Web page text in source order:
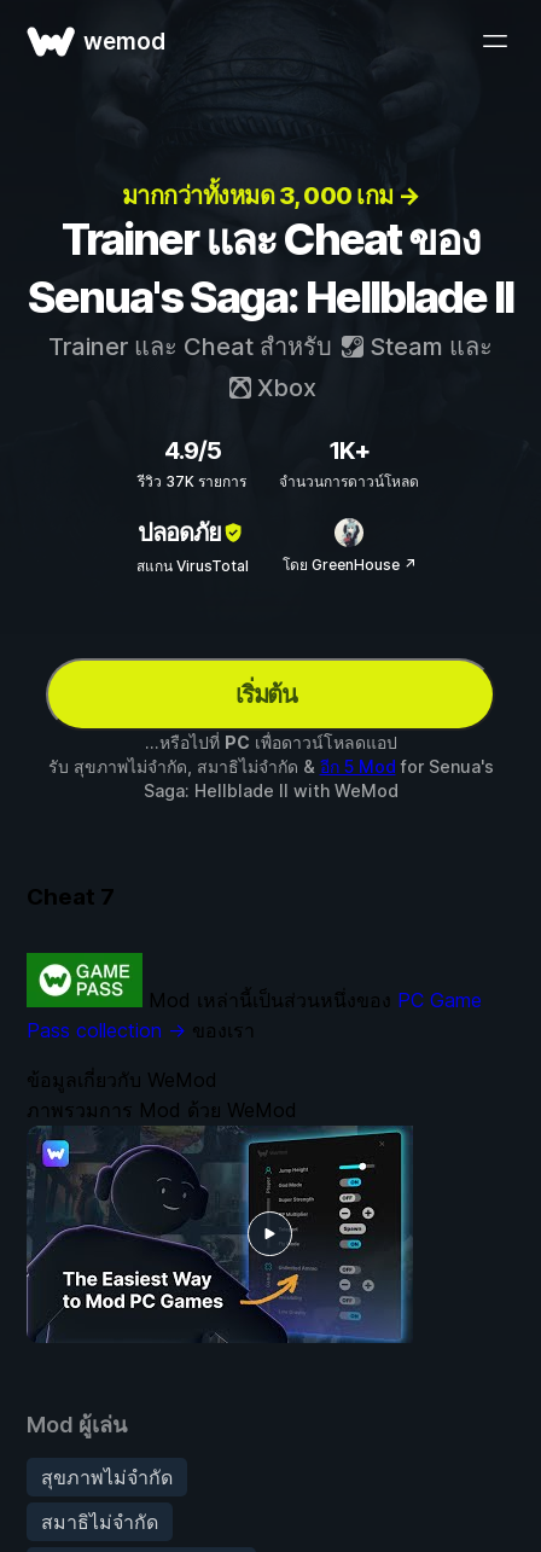
wemod
มากกว่าทั้งหมด 3, 000 เกม →
Trainer และ Cheat ของ
Senua's Saga: Hellblade II
Trainer และ Cheat สำหรับ Steam และ
Xbox
4.9/5
รีวิว 37K รายการ
1K+
จำนวนการดาวน์โหลด
ปลอดภัย
สแกน VirusTotal โดย GreenHouse ↗
เริ่มต้น
...หรือไปที่ PC เพื่อดาวน์โหลดแอป
รับ สุขภาพไม่จำกัด, สมาธิไม่จำกัด & อีก 5 Mod for Senua's
Saga: Hellblade II with WeMod
Cheat 7
Mod ผู้เล่น
สุขภาพไม่จำกัด
สมาธิไม่จำกัด
ข้อมูลเกี่ยวกับ WeMod
ภาพรวมการ Mod ด้วย WeMod
Mod เหล่านี้เป็นส่วนหนึ่งของ PC Game
Pass collection → ของเรา